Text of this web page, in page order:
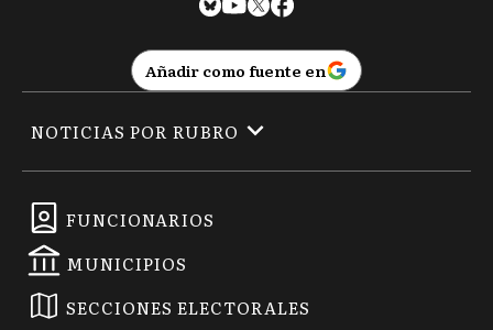
Añadir como fuente en
FUNCIONARIOS
MUNICIPIOS
SECCIONES ELECTORALES
NOTICIAS POR RUBRO